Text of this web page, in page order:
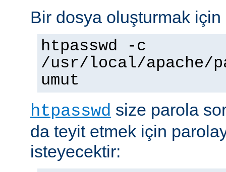
Bir dosya oluşturmak için
htpasswd -c
/usr/local/apache/
umut
htpasswd size parola
da teyit etmek için
isteyecektir: